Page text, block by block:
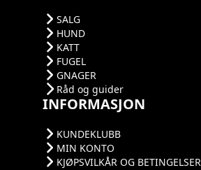
SALG
HUND
KATT
FUGEL
GNAGER
Råd og guider
INFORMASJON
KUNDEKLUBB
MIN KONTO
KJØPSVILKÅR OG BETINGELSER